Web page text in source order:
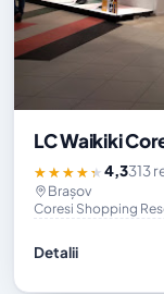
LC Waikiki
★★★★★4,3313
Brașov
Coresi Shopping
Detalii